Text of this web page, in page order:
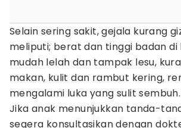
Selain sering sakit, gejala kurang
meliputi; berat dan tinggi badan
mudah lelah dan tampak lesu,
makan, kulit dan rambut kering,
mengalami luka yang sulit sembuh.
Jika anak menunjukkan tanda-
segera konsultasikan dengan